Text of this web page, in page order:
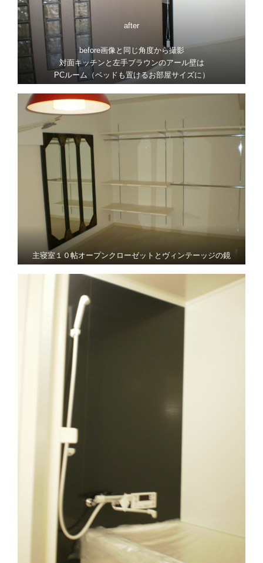
after
before画像と同じ角度から撮影
対面キッチンと左手ブラウンのアール壁は
PCルーム（ベッドも置けるお部屋サイズに）
主寝室１０帖オープンクローゼットとヴィンテーッジの鏡